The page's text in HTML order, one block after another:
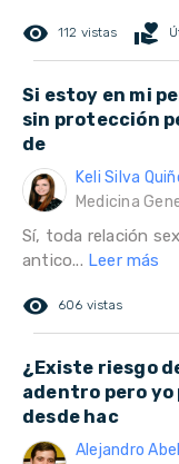
remove_red_eye 112 vistas volunteer_activism
Si estoy en mi
sin protección
de
Keli Silva
Medicina
Sí, toda relación
antico... Leer más
remove_red_eye 606 vistas
¿Existe riesgo
adentro pero
desde hac
Alejandro